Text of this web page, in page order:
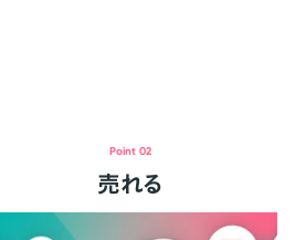
Point 02
売れる